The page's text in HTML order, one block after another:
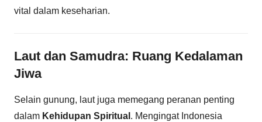
vital dalam keseharian.
Laut dan Samudra: Ruang Kedalaman
Jiwa
Selain gunung, laut juga memegang peranan penting
dalam Kehidupan Spiritual . Mengingat Indonesia